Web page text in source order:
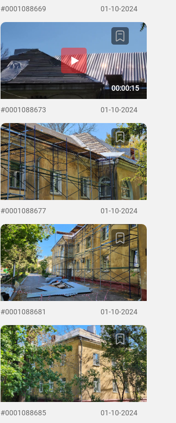
#0001088669 01-10-2024
00:00:15
#0001088673 01-10-2024
#0001088677 01-10-2024
#0001088681 01-10-2024
#0001088685 01-10-2024